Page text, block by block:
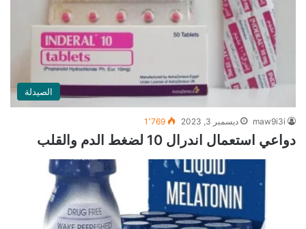
الصيدلة
maw9i3i ديسمبر 3, 2023 1٬769
دواعي استعمال اندرال 10 لضغط الدم والقلب